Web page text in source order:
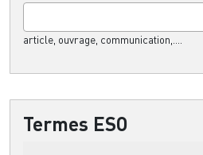
article, ouvrage, communication,....
Termes ESO